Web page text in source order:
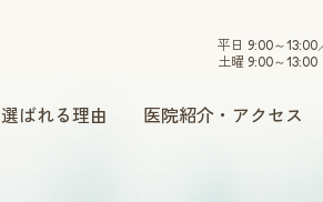
平日 9:00～13:00
土曜 9:00～13:00
選ばれる理由 医院紹介・アクセス